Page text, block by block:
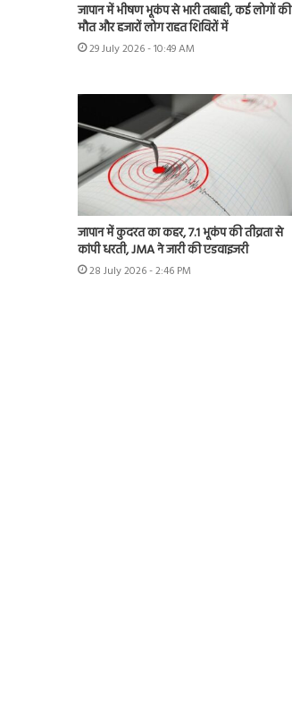
जापान में भीषण भूकंप से भारी तबाही, कई लोगों की
मौत और हजारों लोग राहत शिविरों में
29 July 2026 - 10:49 AM
जापान में कुदरत का कहर, 7.1 भूकंप की तीव्रता से
कांपी धरती, JMA ने जारी की एडवाइजरी
28 July 2026 - 2:46 PM